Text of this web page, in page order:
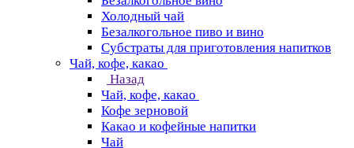
Холодный чай
Безалкогольное пиво и вино
Субстраты для приготовления напитков
Чай, кофе, какао
Назад
Чай, кофе, какао
Кофе зерновой
Какао и кофейные напитки
Чай